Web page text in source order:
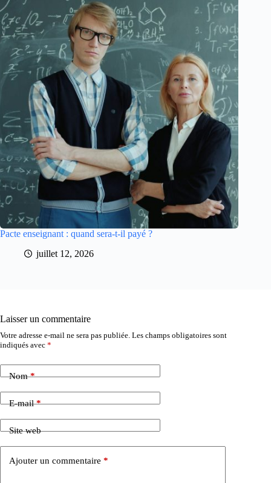
Pacte enseignant : quand sera-t-il payé ?
juillet 12, 2026
Laisser un commentaire
Votre adresse e-mail ne sera pas publiée. Les champs obligatoires sont
indiqués avec *
Nom*
E-mail*
Site web
Ajouter un commentaire *